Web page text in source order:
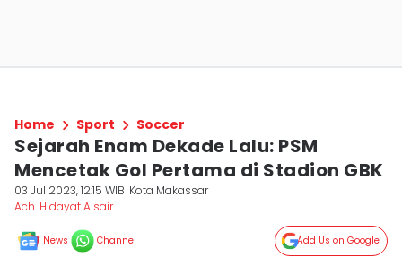
Home Sport Soccer
Sejarah Enam Dekade Lalu: PSM
Mencetak Gol Pertama di Stadion GBK
03 Jul 2023, 12:15 WIB Kota Makassar
Ach. Hidayat Alsair
News Channel Add Us on Google